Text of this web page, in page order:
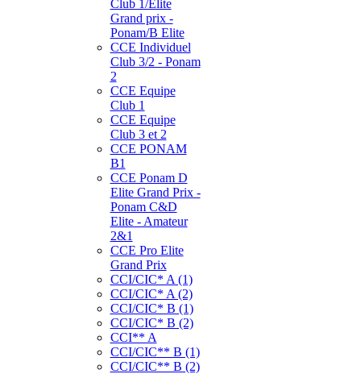
Club 1/Elite
Grand prix -
Ponam/B Elite
CCE Individuel
Club 3/2 - Ponam
2
CCE Equipe
Club 1
CCE Equipe
Club 3 et 2
CCE PONAM
B1
CCE Ponam D
Elite Grand Prix -
Ponam C&D
Elite - Amateur
2&1
CCE Pro Elite
Grand Prix
CCI/CIC* A (1)
CCI/CIC* A (2)
CCI/CIC* B (1)
CCI/CIC* B (2)
CCI** A
CCI/CIC** B (1)
CCI/CIC** B (2)